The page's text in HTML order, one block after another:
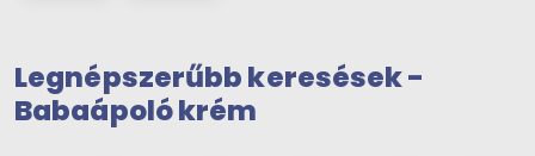
Legnépszerűbb keresések -
Babaápoló krém